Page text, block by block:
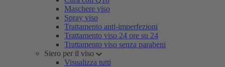
Maschere viso
Spray viso
Trattamento anti-imperfezioni
Trattamento viso 24 ore su 24
Trattamento viso senza parabeni
Siero per il viso
Visualizza tutti